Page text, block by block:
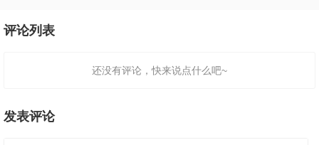
评论列表
还没有评论，快来说点什么吧~
发表评论